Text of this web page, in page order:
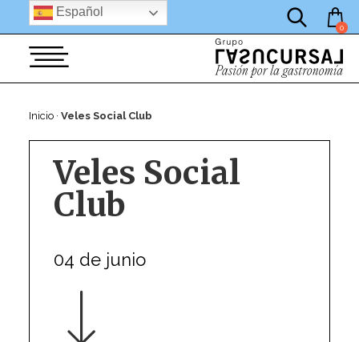
contenido
0
Inicio · Veles Social Club
Veles Social
Club
04 de junio
Español